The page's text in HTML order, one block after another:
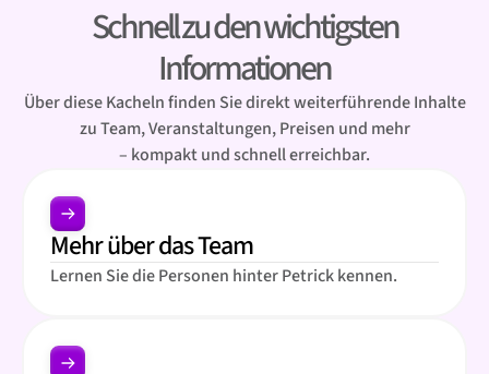
Schnell zu den wichtigsten
Informationen
Über diese Kacheln finden Sie direkt weiterführende Inhalte
zu Team, Veranstaltungen, Preisen und mehr
– kompakt und schnell erreichbar.
Mehr über das Team
Lernen Sie die Personen hinter Petrick kennen.